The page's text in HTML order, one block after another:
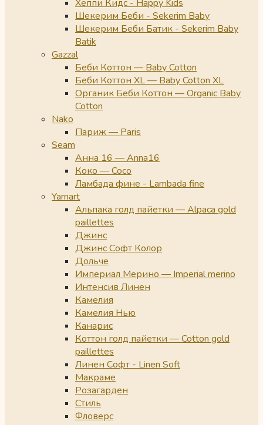
Хеппи Кидс - Happy Kids
Шекерим Беби - Sekerim Baby
Шекерим Беби Батик - Sekerim Baby
Batik
Gazzal
Беби Коттон — Baby Cotton
Беби Коттон XL — Baby Cotton XL
Органик Беби Коттон — Organic Baby
Cotton
Nako
Париж — Paris
Seam
Анна 16 — Anna16
Коко — Coco
Ламбада фине - Lambada fine
Yarnart
Альпака голд пайетки — Alpaca gold
paillettes
Джинс
Джинс Софт Колор
Дольче
Империал Мерино — Imperial merino
Интенсив Линен
Камелия
Камелия Нью
Канарис
Коттон голд пайетки — Cotton gold
paillettes
Линен Софт - Linen Soft
Макраме
Розагарден
Стиль
Фловерс